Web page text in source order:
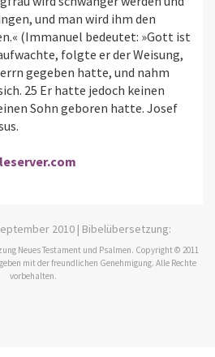
und man wird ihm den
(Immanuel bedeutet: »Gott ist
folgte er der Weisung,
gegeben hatte, und nahm
25 Er hatte jedoch keinen
Sohn geboren hatte. Josef
2010 | Bibelübersetzung:
Neues Testament und Psalmen. Copyright © 2011
mit der freundlichen Genehmigung. Alle Rechte
vorbehalten.